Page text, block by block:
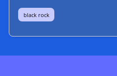
black rock